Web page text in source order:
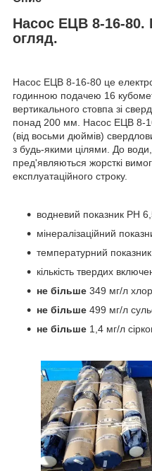
Насос ЕЦВ 8-16-80.
огляд.
Насос ЕЦВ 8-16-80 це
годинною подачею 16
вертикального стовпа зі
понад 200 мм. Насос ЕЦВ 8-
(від восьми дюймів)
з будь-якими цілями. До
пред'являються жорсткі
експлуатаційного строку.
водневий показник PH
мінералізаційний
температурний
кількість твердих
не більше 349 мг/л
не більше 499 мг/л
не більше 1,4 мг/л